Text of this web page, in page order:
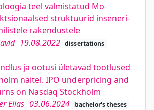
teel valmistatud Mo-
struktuurid inseneri-
rakendustele
19.08.2022 dissertations
ja ootusi ületavad tootlused
näitel. IPO underpricing and
on Nasdaq Stockholm
Elias 03.06.2024 bachelor's theses